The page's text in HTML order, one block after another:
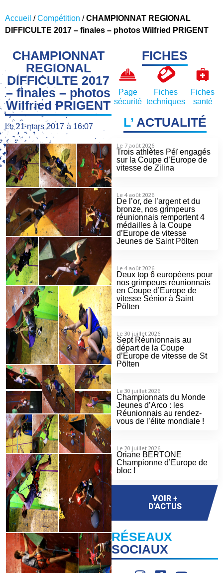
Accueil /Compétition /CHAMPIONNAT REGIONAL
DIFFICULTE 2017 – finales – photos Wilfried PRIGENT
CHAMPIONNAT
REGIONAL
DIFFICULTE 2017
– finales – photos
Wilfried PRIGENT
Le 21 mars 2017 à 16:07
FICHES
Page
sécurité
Fiches
techniques
Fiches
santé
L’ACTUALITÉ
Le 7 août 2026
Trois athlètes Péï engagés
sur la Coupe d’Europe de
vitesse de Zilina
Le 4 août 2026
De l’or, de l’argent et du
bronze, nos grimpeurs
réunionnais remportent 4
médailles à la Coupe
d’Europe de vitesse
Jeunes de Saint Pölten
Le 4 août 2026
Deux top 6 européens pour
nos grimpeurs réunionnais
en Coupe d’Europe de
vitesse Sénior à Saint
Pölten
Le 30 juillet 2026
Sept Réunionnais au
départ de la Coupe
d’Europe de vitesse de St
Pölten
Le 30 juillet 2026
Championnats du Monde
Jeunes d’Arco : les
Réunionnais au rendez-
vous de l’élite mondiale !
Le 20 juillet 2026
Oriane BERTONE
Championne d’Europe de
bloc !
VOIR +
D'ACTUS
RÉSEAUX
SOCIAUX